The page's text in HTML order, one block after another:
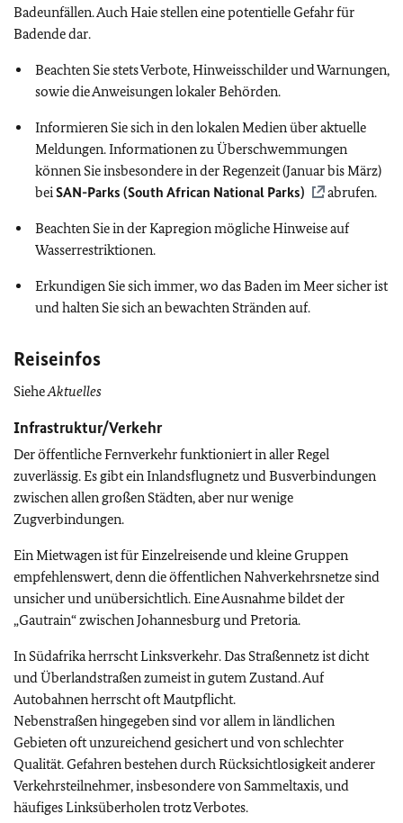
Badeunfällen. Auch Haie stellen eine potentielle Gefahr für
Badende dar.
Beachten Sie stets Verbote, Hinweisschilder und Warnungen,
sowie die Anweisungen lokaler Behörden.
Informieren Sie sich in den lokalen Medien über aktuelle
Meldungen. Informationen zu Überschwemmungen
können Sie insbesondere in der Regenzeit (Januar bis März)
beiSAN-Parks (South African National Parks) abrufen.
Beachten Sie in der Kapregion mögliche Hinweise auf
Wasserrestriktionen.
Erkundigen Sie sich immer, wo das Baden im Meer sicher ist
und halten Sie sich an bewachten Stränden auf.
Reiseinfos
SieheAktuelles
Infrastruktur/Verkehr
Der öffentliche Fernverkehr funktioniert in aller Regel
zuverlässig. Es gibt ein Inlandsflugnetz und Busverbindungen
zwischen allen großen Städten, aber nur wenige
Zugverbindungen.
Ein Mietwagen ist für Einzelreisende und kleine Gruppen
empfehlenswert, denn die öffentlichen Nahverkehrsnetze sind
unsicher und unübersichtlich. Eine Ausnahme bildet der
„Gautrain“ zwischen Johannesburg und Pretoria.
In Südafrika herrscht Linksverkehr. Das Straßennetz ist dicht
und Überlandstraßen zumeist in gutem Zustand. Auf
Autobahnen herrscht oft Mautpflicht.
Nebenstraßen hingegeben sind vor allem in ländlichen
Gebieten oft unzureichend gesichert und von schlechter
Qualität. Gefahren bestehen durch Rücksichtlosigkeit anderer
Verkehrsteilnehmer, insbesondere von Sammeltaxis, und
häufiges Linksüberholen trotz Verbotes.